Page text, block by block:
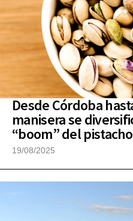
Desde Córdoba
manisera se
“boom” del pistacho
19/08/2025